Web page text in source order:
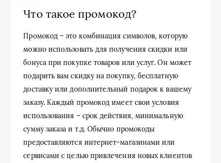
Что такое промокод?
Промокод – это комбинация символов, которую
можно использовать для получения скидки или
бонуса при покупке товаров или услуг. Он может
подарить вам скидку на покупку, бесплатную
доставку или дополнительный подарок к вашему
заказу. Каждый промокод имеет свои условия
использования – срок действия, минимальную
сумму заказа и т.д. Обычно промокоды
предоставляются интернет-магазинами или
сервисами с целью привлечения новых клиентов